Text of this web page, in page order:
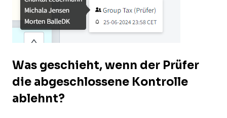
Was geschieht, wenn der Prüfer
die abgeschlossene Kontrolle
ablehnt?